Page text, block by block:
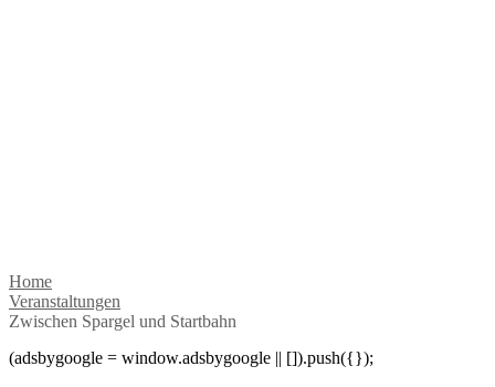
Home
Veranstaltungen
Zwischen Spargel und Startbahn
(adsbygoogle = window.adsbygoogle || []).push({});